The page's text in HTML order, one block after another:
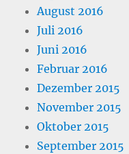
August 2016
Juli 2016
Juni 2016
Februar 2016
Dezember 2015
November 2015
Oktober 2015
September 2015